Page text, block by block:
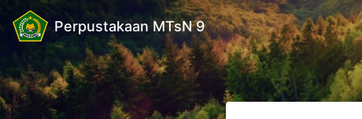
Perpustakaan MTsN 9